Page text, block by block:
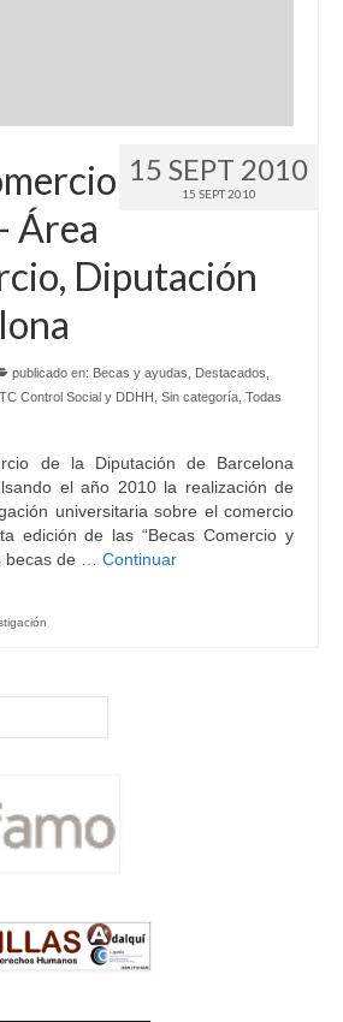
15 SEPT 2010
15 SEPT 2010
Área
Diputación
publicado en: Becas y ayudas Destacados
Control Social y DDHH Sin categoría Todas
de la Diputación de Barcelona
el año 2010 la realización de
universitaria sobre el comercio
edición de las “Becas Comercio y
becas de … Continuar